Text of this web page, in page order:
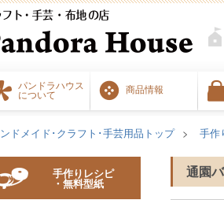
パンドラハウス
について
商品情報
ドメイド･クラフト･手芸用品トップ 手作
通園
手作りレシピ
・無料型紙